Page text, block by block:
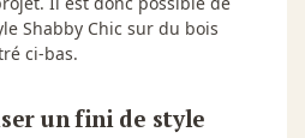
Shabby Chic sur du bois
ci-bas.
un fini de style